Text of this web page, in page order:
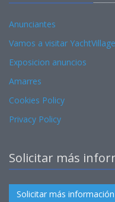
Anunciantes
Vamos a visitar YachtVillage
Exposicion anuncios
Amarres
Cookies Policy
Privacy Policy
Solicitar más
Solicitar más información